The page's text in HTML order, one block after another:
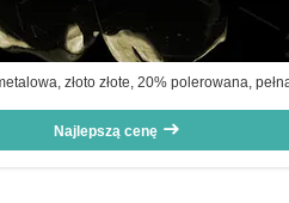
złoto złote, 20% polerowana,
Najlepszą cenę